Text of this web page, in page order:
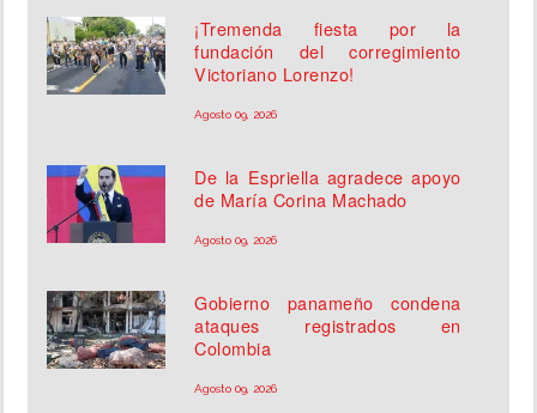
IMPRESO
¡Tremenda fiesta por la
fundación del corregimiento
Victoriano Lorenzo!
Agosto 09, 2026
De la Espriella agradece apoyo
de María Corina Machado
Agosto 09, 2026
Gobierno panameño condena
ataques registrados en
Colombia
Agosto 09, 2026